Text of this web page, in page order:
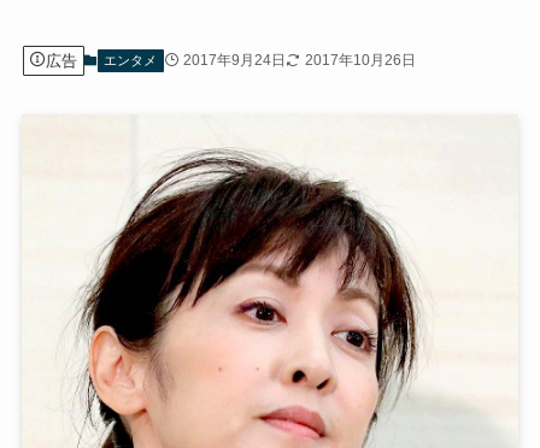
広告 エンタメ 2017年9月24日 2017年10月26日